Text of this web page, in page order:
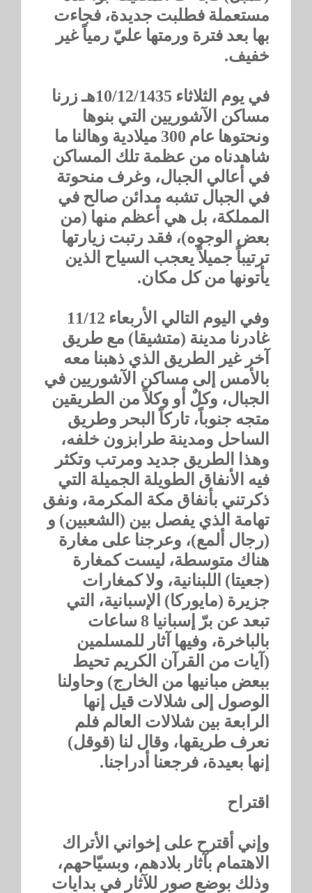
مستعملة فطلبت جديدة، فجاءت
بها بعد فترة ورمتها عليّ رمياً غير
خفيف.
في يوم الثلاثاء 10/12/1435هـ زرنا
مساكن الآشوريين التي بنوها
ونحتوها عام 300 ميلادية وهالنا ما
شاهدناه من عظمة تلك المساكن
في أعالي الجبال، وغرف منحوتة
في الجبال تشبه مدائن صالح في
المملكة، بل هي أعظم منها (من
بعض الوجوه)، فقد رتبت زيارتها
ترتيباً جميلاً يعجب السياح الذين
يأتونها من كل مكان.
وفي اليوم التالي الأربعاء 11/12
غادرنا مدينة (متشيقا) مع طريق
آخر غير الطريق الذي ذهبنا معه
بالأمس إلى مساكن الآشوريين في
الجبال، وكلٌ أو وكلاً من الطريقين
متجه جنوباً، تاركاً البحر وطريق
الساحل ومدينة طرابزون خلفه،
وهذا الطريق جديد ومرتب وتكثر
فيه الأنفاق الطويلة الجميلة التي
ذكرتني بأنفاق مكة المكرمة، ونفق
تهامة الذي يفصل بين (الشعبين) و
(رجال ألمع)، وعرجنا على مغارة
هناك متوسطة، ليست كمغارة
(جعيتا) اللبنانية، ولا كمغارات
جزيرة (مايوركا) الإسبانية، التي
تبعد عن برّ إسبانيا 8 ساعات
بالباخرة، وفيها آثار للمسلمين
(آيات من القرآن الكريم تحيط
ببعض مبانيها من الخارج) وحاولنا
الوصول إلى شلالات قيل إنها
الرابعة بين شلالات العالم فلم
نعرف طريقها، وقال لنا (قوقل)
إنها بعيدة، فرجعنا أدراجنا.
اقتراح
وإني أقترح على إخواني الأتراك
الاهتمام بآثار بلادهم، وبسيّاحهم،
وذلك بوضع صور للآثار في بدايات